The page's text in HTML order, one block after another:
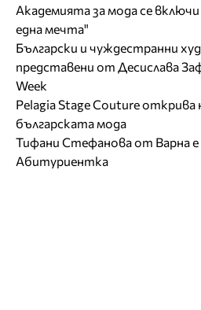
Академията за мода се
една мечта"
Български и чуждестранни
представени от Десислава
Week
Pelagia Stage Couture открива
българската мода
Тифани Стефанова от Варна
Абитуриентка